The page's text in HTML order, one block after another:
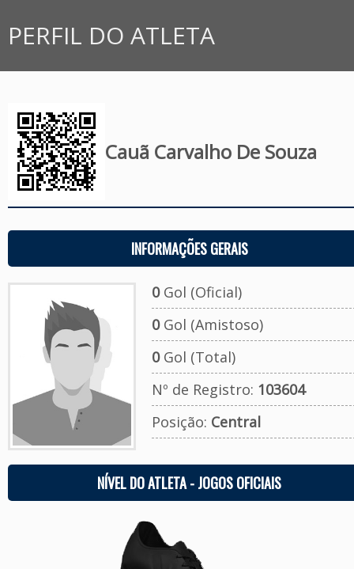
PERFIL DO ATLETA
Cauã Carvalho De Souza
INFORMAÇÕES GERAIS
0Gol (Oficial)
0Gol (Amistoso)
0Gol (Total)
Nº de Registro: 103604
Posição: Central
NÍVEL DO ATLETA - JOGOS OFICIAIS